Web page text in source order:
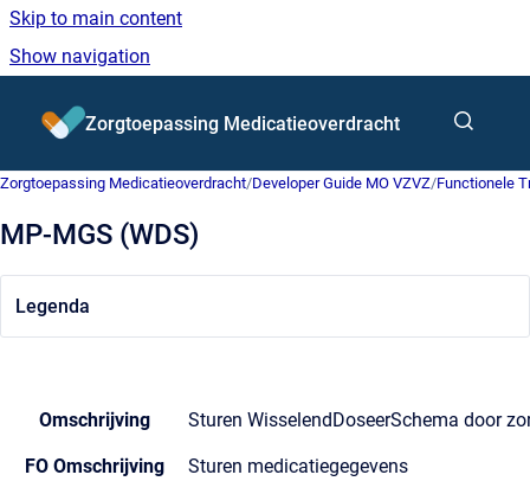
Skip to main content
Show navigation
Go to homepage
Zorgtoepassing Medicatieoverdracht
Zorgtoepassing Medicatieoverdracht/Developer Guide MO VZVZ/Functionele
MP-MGS (WDS)
Legenda
Omschrijving Sturen WisselendDoseerSchema door
FO Omschrijving Sturen medicatiegegevens